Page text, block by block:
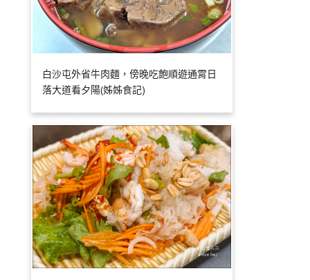
白沙屯外省牛肉麵，傍晚吃飽順遊通霄日
落大道看夕陽(姊姊食記)